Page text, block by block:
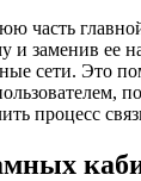
часть
и заменив ее
сети. Это
процесс